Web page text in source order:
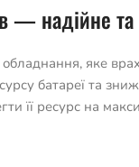
— надійне
яке
батареї та
її ресурс на